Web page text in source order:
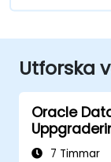
Utforska
Oracle
7 Timmar